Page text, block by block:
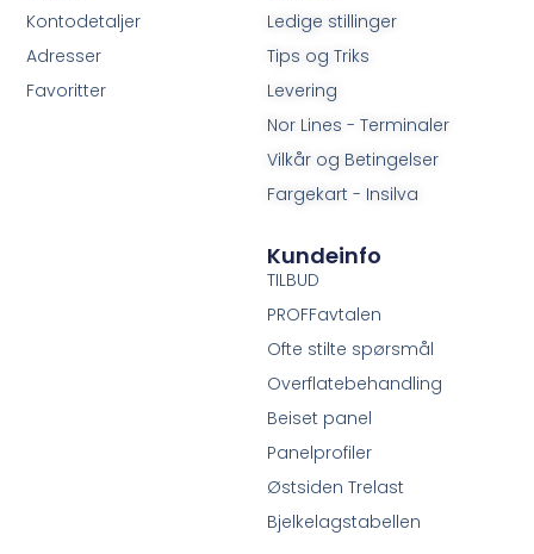
Ledige stillinger
Tips og Triks
Levering
Nor Lines - Terminaler
Vilkår og Betingelser
Fargekart - Insilva
Kontodetaljer
Adresser
Favoritter
Kundeinfo
TILBUD
PROFFavtalen
Ofte stilte spørsmål
Overflatebehandling
Beiset panel
Panelprofiler
Østsiden Trelast
Bjelkelagstabellen